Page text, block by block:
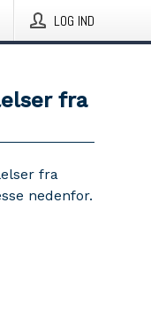
LOG IND
fra
fra
nedenfor.